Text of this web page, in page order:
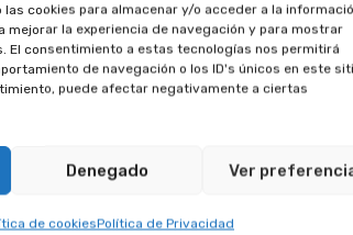
cookies para almacenar y/o acceder a la
mejorar la experiencia de navegación y para mostrar
El consentimiento a estas tecnologías nos permitirá
de navegación o los ID's únicos en este
puede afectar negativamente a ciertas
Denegado Ver
de cookiesPolítica de Privacidad
por
suscritos tras el 5 de enero de